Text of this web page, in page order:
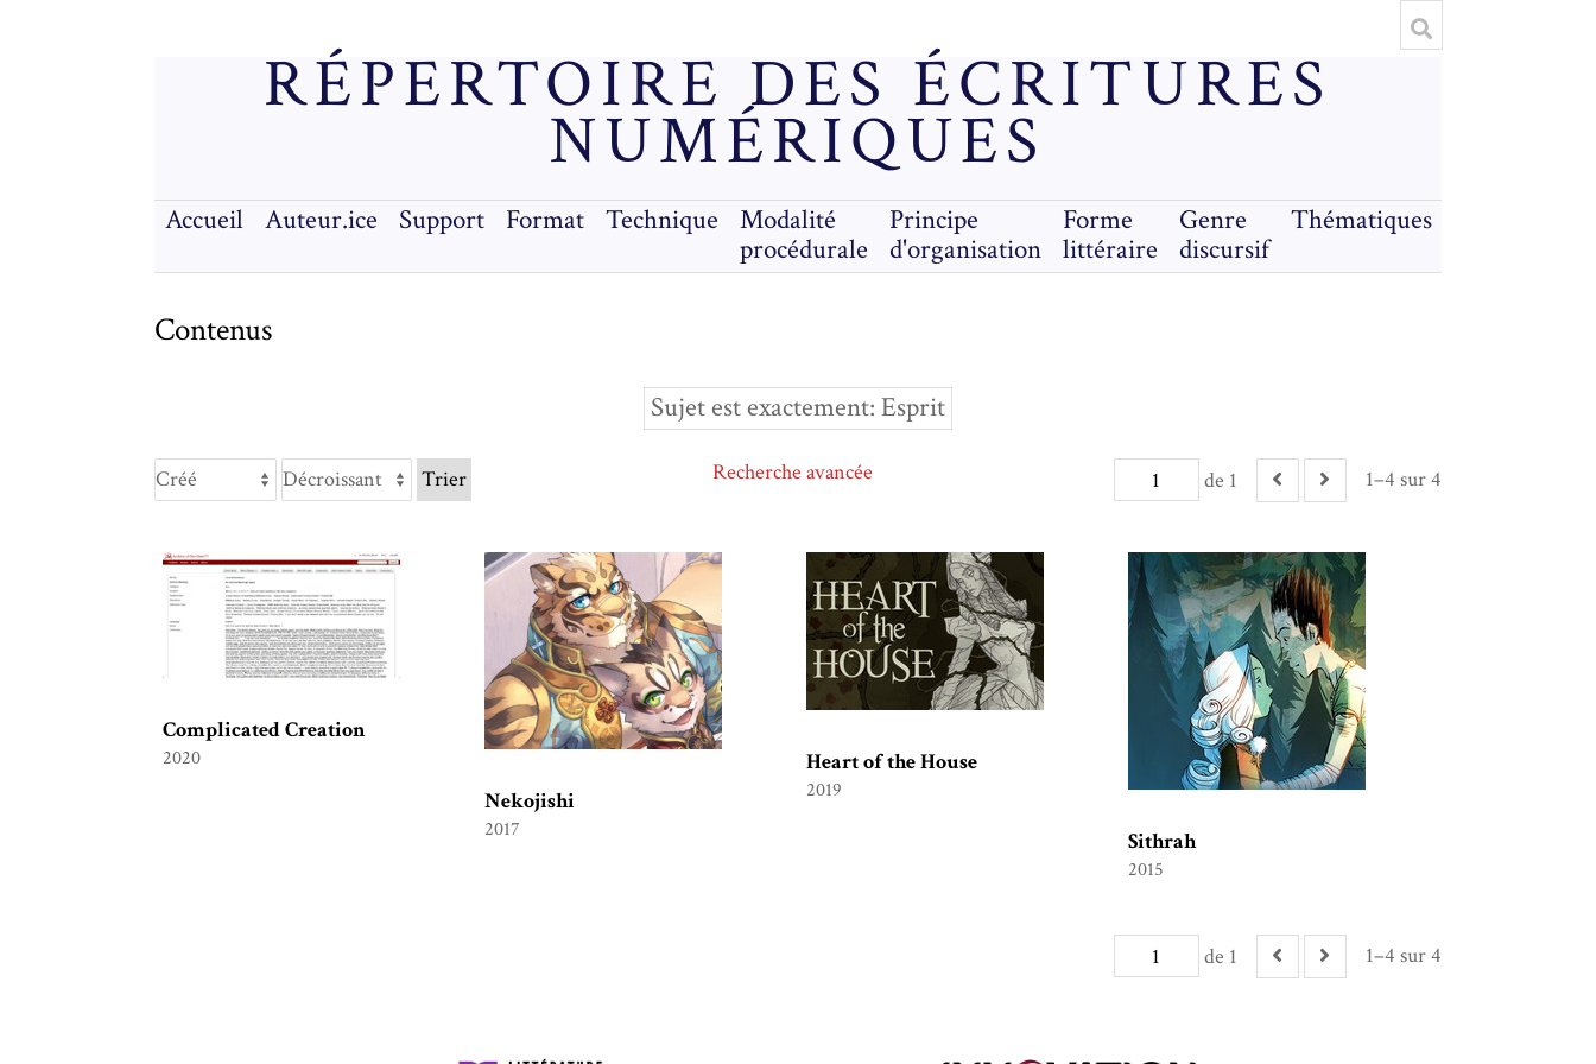
RÉPERTOIRE DES ÉCRITURES
NUMÉRIQUES
Accueil Auteur.ice Support Format Technique
Modalité
procédurale
Principe
d'organisation
Forme
littéraire
Genre
discursif
Thématiques
Contenus
Sujet est exactement Esprit
de 1 1–4 sur 4
Recherche avancée
Trier
Complicated Creation
2020
Nekojishi
2017
Heart of the House
2019
Sithrah
2015
de 1 1–4 sur 4